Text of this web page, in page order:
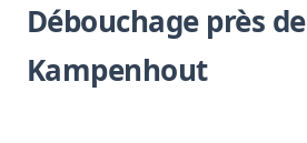
Débouchage près de
Kampenhout